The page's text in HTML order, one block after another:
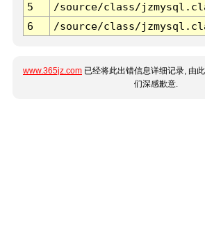
5
/source/class/
6
/source/class/
www.365jz.com 已经将此出错信息详细记录, 由
们深感歉意.